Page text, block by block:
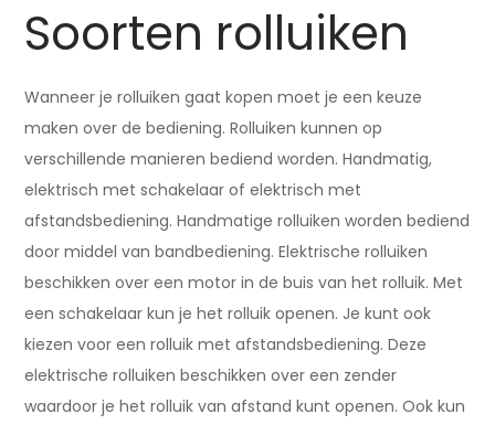
Soorten rolluiken
Wanneer je rolluiken gaat kopen moet je een keuze
maken over de bediening. Rolluiken kunnen op
verschillende manieren bediend worden. Handmatig,
elektrisch met schakelaar of elektrisch met
afstandsbediening. Handmatige rolluiken worden bediend
door middel van bandbediening. Elektrische rolluiken
beschikken over een motor in de buis van het rolluik. Met
een schakelaar kun je het rolluik openen. Je kunt ook
kiezen voor een rolluik met afstandsbediening. Deze
elektrische rolluiken beschikken over een zender
waardoor je het rolluik van afstand kunt openen. Ook kun